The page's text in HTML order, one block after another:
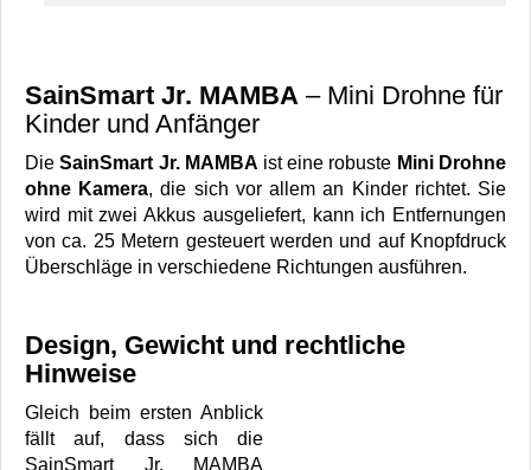
SainSmart Jr. MAMBA – Mini Drohne für
Kinder und Anfänger
DieSainSmart Jr. MAMBA ist eine robuste Mini Drohne
ohne Kamera, die sich vor allem an Kinder richtet. Sie
wird mit zwei Akkus ausgeliefert, kann ich Entfernungen
von ca. 25 Metern gesteuert werden und auf Knopfdruck
Überschläge in verschiedene Richtungen ausführen.
Design, Gewicht und rechtliche
Hinweise
Gleich beim ersten Anblick
fällt auf, dass sich die
SainSmart Jr. MAMBA